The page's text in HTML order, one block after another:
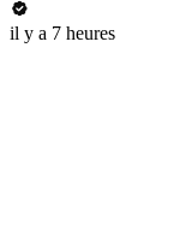
il y a 7 heures